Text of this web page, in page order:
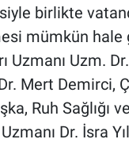
birlikte
mümkün
Uzmanı Uzm.
Mert Demirci,
Ruh Sağlığı
Dr. İsra